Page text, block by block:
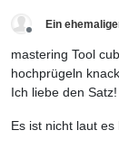
Ein
mastering Tool
hochprügeln
Ich liebe den Satz!
Es ist nicht laut